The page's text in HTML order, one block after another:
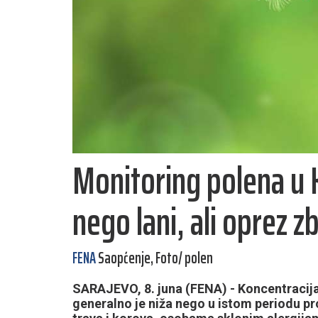
Monitoring polena u
nego lani, ali oprez
FENASaopćenje, Foto/ polen
SARAJEVO, 8. juna (FENA) -
generalno je niža nego u istom periodu